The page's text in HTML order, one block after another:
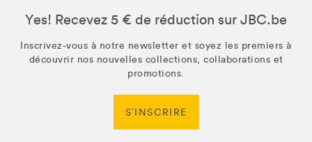
Yes! Recevez 5 € de réduction sur JBC.be
Inscrivez-vous à notre newsletter et soyez les premiers à
découvrir nos nouvelles collections, collaborations et
promotions.
S’INSCRIRE